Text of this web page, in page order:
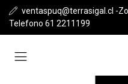
ventaspuq@terrasigal.cl -
Telefono 61 2211199